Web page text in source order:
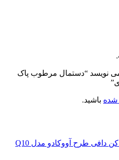
می نویسد “دستمال مرطوب پاک
شده باشید.